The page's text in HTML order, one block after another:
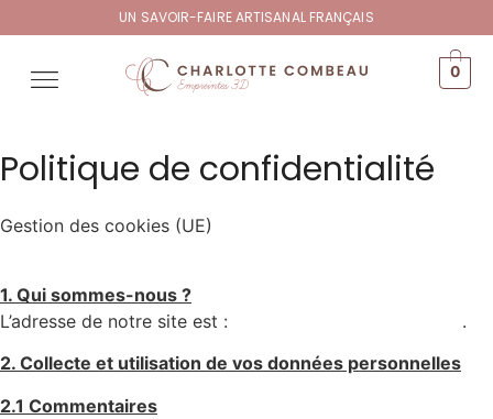
UN SAVOIR-FAIRE ARTISANAL FRANÇAIS
0
Politique de confidentialité
Gestion des cookies (UE)
1. Qui sommes-nous ?
L’adresse de notre site est :
.
2. Collecte et utilisation de vos données personnelles
2.1 Commentaires